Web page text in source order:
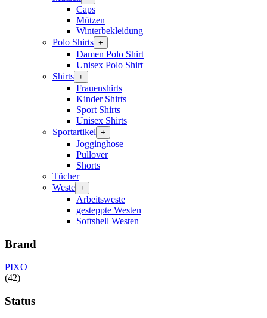
Caps
Mützen
Winterbekleidung
Polo Shirts +
Damen Polo Shirt
Unisex Polo Shirt
Shirts +
Frauenshirts
Kinder Shirts
Sport Shirts
Unisex Shirts
Sportartikel +
Jogginghose
Pullover
Shorts
Tücher
Weste +
Arbeitsweste
gesteppte Westen
Softshell Westen
Brand
PIXO
(42)
Status